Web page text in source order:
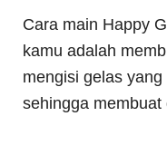
Cara main Happy
kamu adalah
mengisi gelas
sehingga